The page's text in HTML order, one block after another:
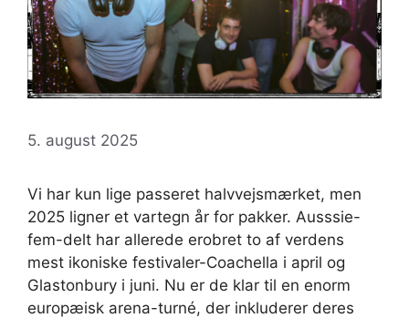
5. august 2025
Vi har kun lige passeret halvvejsmærket, men
2025 ligner et vartegn år for pakker. Ausssie-
fem-delt har allerede erobret to af verdens
mest ikoniske festivaler-Coachella i april og
Glastonbury i juni. Nu er de klar til en enorm
europæisk arena-turné, der inkluderer deres